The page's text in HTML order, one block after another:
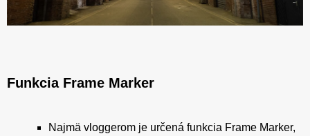
Funkcia Frame Marker
Najmä vloggerom je určená funkcia Frame Marker,